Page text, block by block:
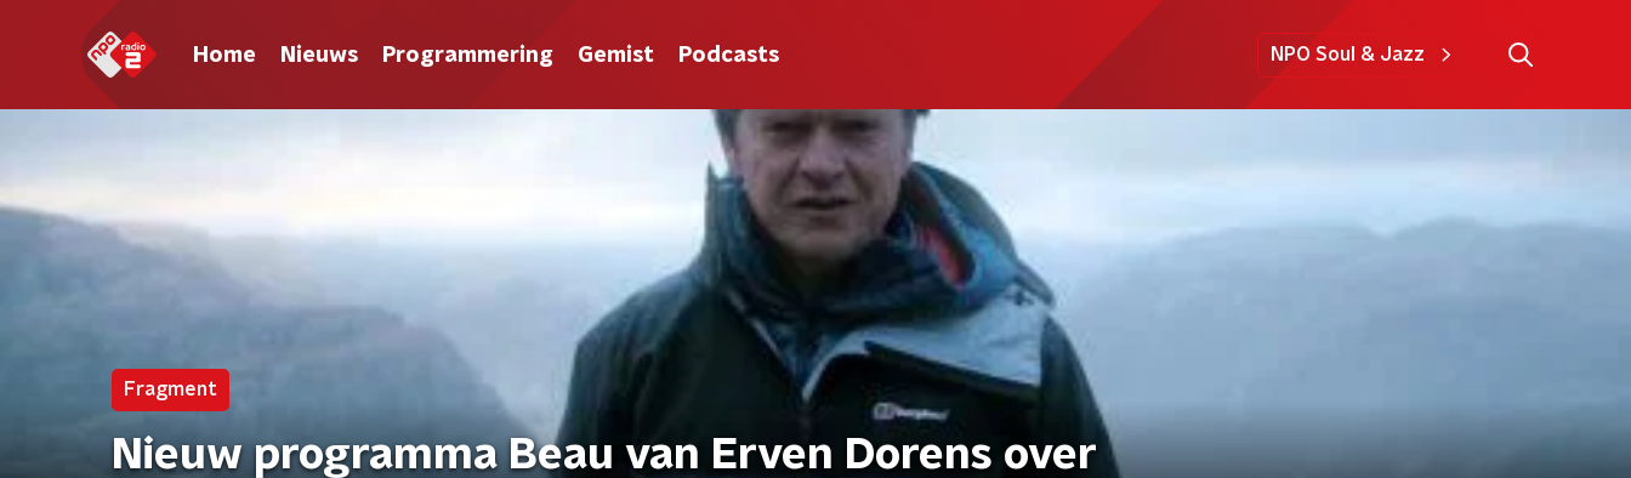
Home Nieuws Programmering Gemist Podcasts NPO Soul & Jazz
Fragment
Nieuw programma Beau van Erven Dorens over